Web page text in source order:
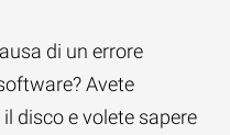
di un errore
Avete
disco e volete sapere